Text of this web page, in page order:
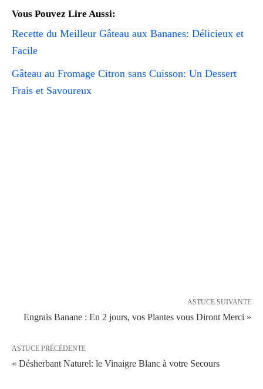
Vous Pouvez Lire Aussi:
Recette du Meilleur Gâteau aux Bananes: Délicieux et
Facile
Gâteau au Fromage Citron sans Cuisson: Un Dessert
Frais et Savoureux
ASTUCE SUIVANTE
Engrais Banane : En 2 jours, vos Plantes vous Diront Merci »
ASTUCE PRÉCÉDENTE
« Désherbant Naturel: le Vinaigre Blanc à votre Secours